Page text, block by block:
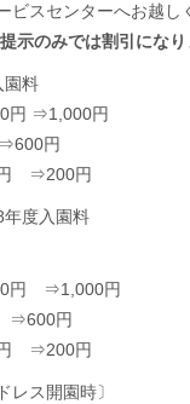
ビスセンターへお越
示のみでは割引にな
料
円 ⇒1,000円
円
⇒200円
度入園料
円 ⇒1,000円
⇒600円
⇒200円
レス開園時〕